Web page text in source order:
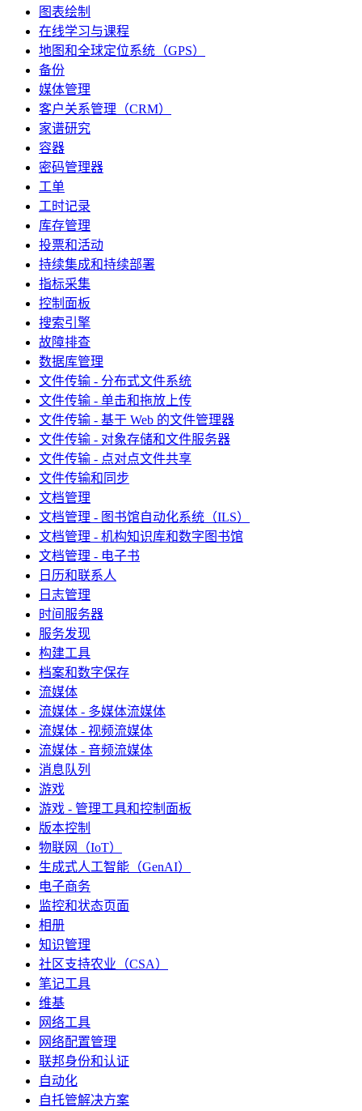
图表绘制
在线学习与课程
地图和全球定位系统（GPS）
备份
媒体管理
客户关系管理（CRM）
家谱研究
容器
密码管理器
工单
工时记录
库存管理
投票和活动
持续集成和持续部署
指标采集
控制面板
搜索引擎
故障排查
数据库管理
文件传输 - 分布式文件系统
文件传输 - 单击和拖放上传
文件传输 - 基于 Web 的文件管理器
文件传输 - 对象存储和文件服务器
文件传输 - 点对点文件共享
文件传输和同步
文档管理
文档管理 - 图书馆自动化系统（ILS）
文档管理 - 机构知识库和数字图书馆
文档管理 - 电子书
日历和联系人
日志管理
时间服务器
服务发现
构建工具
档案和数字保存
流媒体
流媒体 - 多媒体流媒体
流媒体 - 视频流媒体
流媒体 - 音频流媒体
消息队列
游戏
游戏 - 管理工具和控制面板
版本控制
物联网（IoT）
生成式人工智能（GenAI）
电子商务
监控和状态页面
相册
知识管理
社区支持农业（CSA）
笔记工具
维基
网络工具
网络配置管理
联邦身份和认证
自动化
自托管解决方案